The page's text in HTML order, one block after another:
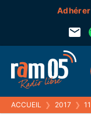
Adhérer
ACCUEIL ❯ 2017 ❯ 11